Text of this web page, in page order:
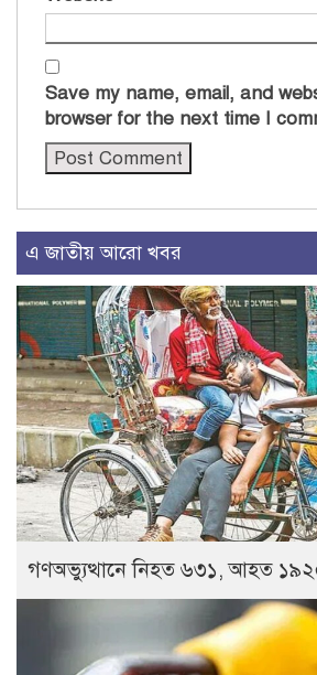
Save my name, email, and
browser for the next time I
এ জাতীয় আরো খবর
গণঅভ্যুত্থানে নিহত ৬৩১, আহত